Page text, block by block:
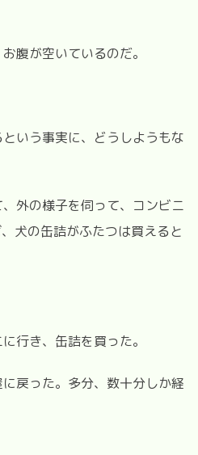
腹が空いているのだ。
いう事実に、どうしようもな
外の様子を伺って、コンビニ
犬の缶詰がふたつは買えると
行き、缶詰を買った。
戻った。多分、数十分しか経